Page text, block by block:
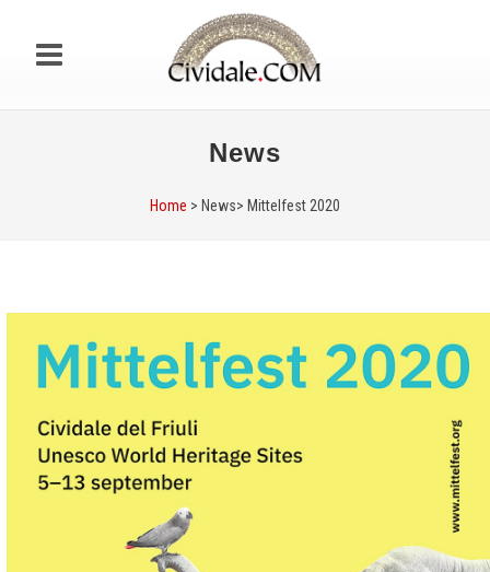
News
Home > News> Mittelfest 2020